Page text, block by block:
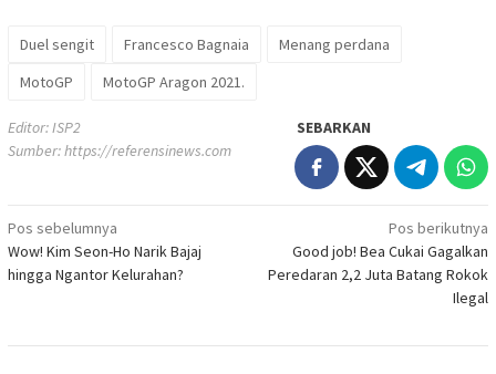
Duel sengit Francesco Bagnaia
Menang perdana
MotoGP
MotoGP Aragon 2021.
Editor: ISP2
Sumber:https://referensinews.com
SEBARKAN
Navigasi
pos
Pos sebelumnya
Wow! Kim Seon-Ho Narik Bajaj
hingga Ngantor Kelurahan?
Pos berikutnya
Good job! Bea Cukai Gagalkan
Peredaran 2,2 Juta Batang Rokok
Ilegal